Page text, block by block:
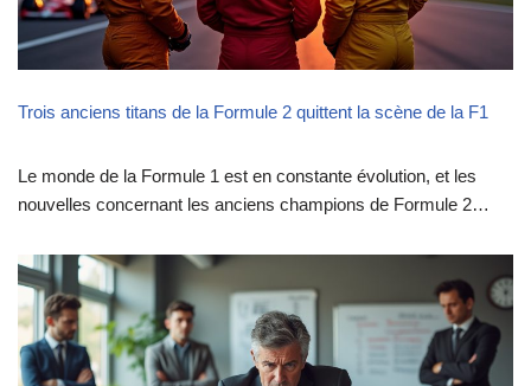
Trois anciens titans de la Formule 2 quittent la scène de la F1
Le monde de la Formule 1 est en constante évolution, et les
nouvelles concernant les anciens champions de Formule 2…